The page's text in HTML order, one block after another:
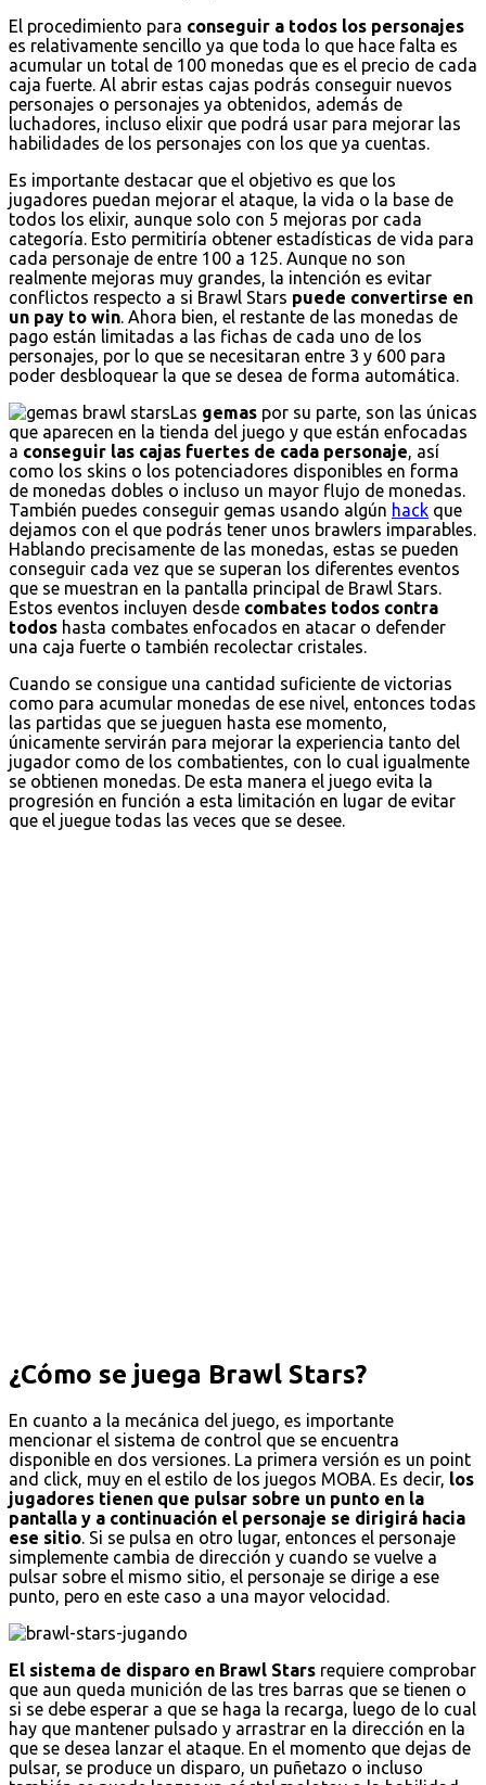
El procedimiento para conseguir a todos los personajes
es relativamente sencillo ya que toda lo que hace falta es
acumular un total de 100 monedas que es el precio de cada
caja fuerte. Al abrir estas cajas podrás conseguir nuevos
personajes o personajes ya obtenidos, además de
luchadores, incluso elixir que podrá usar para mejorar las
habilidades de los personajes con los que ya cuentas.
Es importante destacar que el objetivo es que los
jugadores puedan mejorar el ataque, la vida o la base de
todos los elixir, aunque solo con 5 mejoras por cada
categoría. Esto permitiría obtener estadísticas de vida para
cada personaje de entre 100 a 125. Aunque no son
realmente mejoras muy grandes, la intención es evitar
conflictos respecto a si Brawl Stars puede convertirse en
un pay to win . Ahora bien, el restante de las monedas de
pago están limitadas a las fichas de cada uno de los
personajes, por lo que se necesitaran entre 3 y 600 para
poder desbloquear la que se desea de forma automática.
Las gemas por su parte, son las únicas
que aparecen en la tienda del juego y que están enfocadas
a conseguir las cajas fuertes de cada personaje , así
como los skins o los potenciadores disponibles en forma
de monedas dobles o incluso un mayor flujo de monedas.
También puedes conseguir gemas usando algún hack que
dejamos con el que podrás tener unos brawlers imparables.
Hablando precisamente de las monedas, estas se pueden
conseguir cada vez que se superan los diferentes eventos
que se muestran en la pantalla principal de Brawl Stars.
Estos eventos incluyen desde combates todos contra
todos hasta combates enfocados en atacar o defender
una caja fuerte o también recolectar cristales.
Cuando se consigue una cantidad suficiente de victorias
como para acumular monedas de ese nivel, entonces todas
las partidas que se jueguen hasta ese momento,
únicamente servirán para mejorar la experiencia tanto del
jugador como de los combatientes, con lo cual igualmente
se obtienen monedas. De esta manera el juego evita la
progresión en función a esta limitación en lugar de evitar
que el juegue todas las veces que se desee.
¿Cómo se juega Brawl Stars?
En cuanto a la mecánica del juego, es importante
mencionar el sistema de control que se encuentra
disponible en dos versiones. La primera versión es un point
and click, muy en el estilo de los juegos MOBA. Es decir, los
jugadores tienen que pulsar sobre un punto en la
pantalla y a continuación el personaje se dirigirá hacia
ese sitio. Si se pulsa en otro lugar, entonces el personaje
simplemente cambia de dirección y cuando se vuelve a
pulsar sobre el mismo sitio, el personaje se dirige a ese
punto, pero en este caso a una mayor velocidad.
El sistema de disparo en Brawl Stars requiere comprobar
que aun queda munición de las tres barras que se tienen o
si se debe esperar a que se haga la recarga, luego de lo cual
hay que mantener pulsado y arrastrar en la dirección en la
que se desea lanzar el ataque. En el momento que dejas de
pulsar, se produce un disparo, un puñetazo o incluso